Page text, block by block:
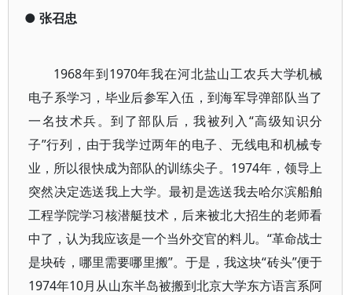
● 张召忠
1968年到1970年我在河北盐山工农兵大学机械
电子系学习，毕业后参军入伍，到海军导弹部队当了
一名技术兵。到了部队后，我被列入“高级知识分
子”行列，由于我学过两年的电子、无线电和机械专
业，所以很快成为部队的训练尖子。1974年，领导上
突然决定选送我上大学。最初是选送我去哈尔滨船舶
工程学院学习核潜艇技术，后来被北大招生的老师看
中了，认为我应该是一个当外交官的料儿。“革命战士
是块砖，哪里需要哪里搬”。于是，我这块“砖头”便于
1974年10月从山东半岛被搬到北京大学东方语言系阿